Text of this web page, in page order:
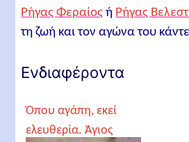
Ρήγας Φεραίος ή Ρήγας
τη ζωή και τον αγώνα του
Ενδιαφέροντα
Όπου αγάπη, εκεί
ελευθερία. Άγιος